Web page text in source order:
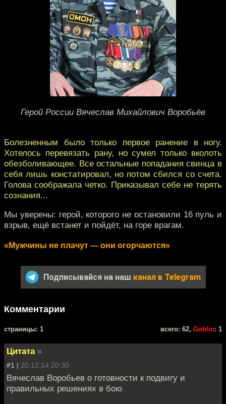
Герой России Вячеслав Михайлович Воробьёв
Болезненным было только первое ранение в ногу.
Хотелось перевязать рану, но сумел только вколоть
обезболивающее. Все остальные попадания свинца в
себя лишь констатировал, но потом сбился со счета.
Голова соображала четко. Приказывал себе не терять
сознания...
Мы уверены: герой, которого не остановили 16 пуль и
взрыв, ещё встанет и пойдёт, на горе врагам.
«Мужчины не плачут — они огорчаются»
Подписывайся на наш канал в Telegram
Комментарии
cтраницы: 1 всего: 62, Goblin: 1
Цитата »
#1 | 20.12.14 20:30
Вячеслав Воробьев о готовности к подвигу и
правильных решениях в бою